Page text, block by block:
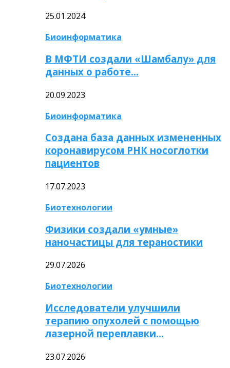
25.01.2024
Биоинформатика
В МФТИ создали «Шамбалу» для
данных о работе…
20.09.2023
Биоинформатика
Создана база данных измененных
коронавирусом РНК носоглотки
пациентов
17.07.2023
Биотехнологии
Физики создали «умные»
наночастицы для тераностики
29.07.2026
Биотехнологии
Исследователи улучшили
терапию опухолей с помощью
лазерной переплавки…
23.07.2026